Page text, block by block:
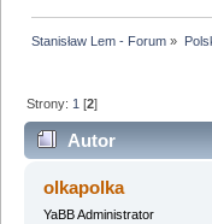
Stanisław Lem - Forum »
Strony: 1 [2]
Autor
olkapolka
YaBB Administrator